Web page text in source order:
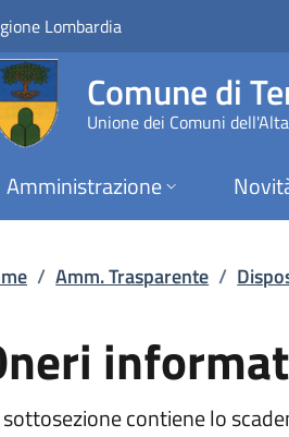
Lombardia
Comune di
Unione dei Comuni
Amministrazione
/ Amm. Trasparente /
sottosezione contiene lo